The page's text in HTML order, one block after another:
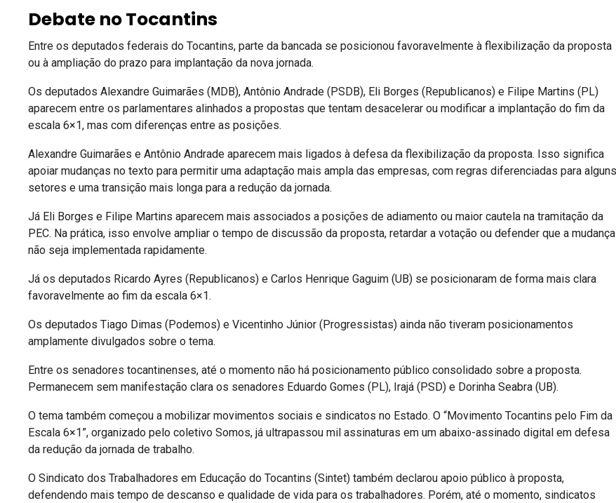
Debate no Tocantins
Entre os deputados federais do Tocantins, parte da bancada se posicionou favoravelmente à flexibilização da proposta
ou à ampliação do prazo para implantação da nova jornada.
Os deputados Alexandre Guimarães (MDB), Antônio Andrade (PSDB), Eli Borges (Republicanos) e Filipe Martins (PL)
aparecem entre os parlamentares alinhados a propostas que tentam desacelerar ou modificar a implantação do fim da
escala 6×1, mas com diferenças entre as posições.
Alexandre Guimarães e Antônio Andrade aparecem mais ligados à defesa da flexibilização da proposta. Isso significa
apoiar mudanças no texto para permitir uma adaptação mais ampla das empresas, com regras diferenciadas para alguns
setores e uma transição mais longa para a redução da jornada.
Já Eli Borges e Filipe Martins aparecem mais associados a posições de adiamento ou maior cautela na tramitação da
PEC. Na prática, isso envolve ampliar o tempo de discussão da proposta, retardar a votação ou defender que a mudança
não seja implementada rapidamente.
Já os deputados Ricardo Ayres (Republicanos) e Carlos Henrique Gaguim (UB) se posicionaram de forma mais clara
favoravelmente ao fim da escala 6×1.
Os deputados Tiago Dimas (Podemos) e Vicentinho Júnior (Progressistas) ainda não tiveram posicionamentos
amplamente divulgados sobre o tema.
Entre os senadores tocantinenses, até o momento não há posicionamento público consolidado sobre a proposta.
Permanecem sem manifestação clara os senadores Eduardo Gomes (PL), Irajá (PSD) e Dorinha Seabra (UB).
O tema também começou a mobilizar movimentos sociais e sindicatos no Estado. O “Movimento Tocantins pelo Fim da
Escala 6×1”, organizado pelo coletivo Somos, já ultrapassou mil assinaturas em um abaixo-assinado digital em defesa
da redução da jornada de trabalho.
O Sindicato dos Trabalhadores em Educação do Tocantins (Sintet) também declarou apoio público à proposta,
defendendo mais tempo de descanso e qualidade de vida para os trabalhadores. Porém, até o momento, sindicatos